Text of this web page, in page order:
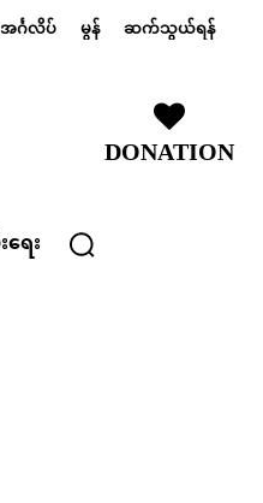
အင်္ဂလိပ် မွန် ဆက်သွယ်ရန်
DONATION
ရေး